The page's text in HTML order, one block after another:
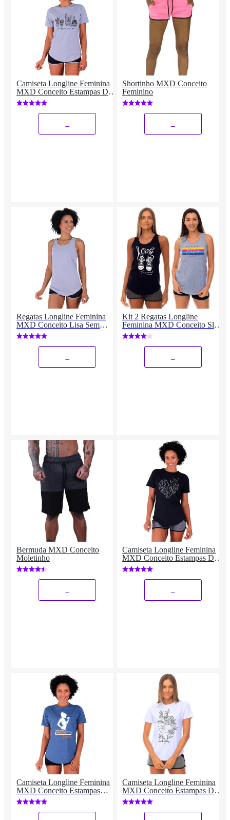
Camiseta Longline Feminina
MXD Conceito Estampas De
Academia Fitness
Shortinho MXD Conceito
Feminino
Regatas Longline Feminina
MXD Conceito Lisa Sem
Estampas Multicolorida
Kit 2 Regatas Longline
Feminina MXD Conceito Slim
Diversas Estampas
Bermuda MXD Conceito
Moletinho
Camiseta Longline Feminina
MXD Conceito Estampas De
Academia Fitness
Camiseta Longline Feminina
MXD Conceito Estampas
Treino Hard Dia a Dia
Academia
Camiseta Longline Feminina
MXD Conceito Estampas Dia
a Dia Fitness